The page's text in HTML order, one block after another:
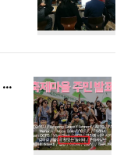
2015 WDJF 축제마을주민 맛있는놀이터 선정(3.19)